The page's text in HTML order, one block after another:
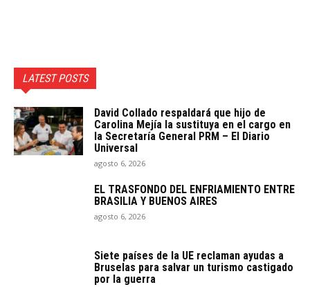
LATEST POSTS
David Collado respaldará que hijo de
Carolina Mejía la sustituya en el cargo en
la Secretaría General PRM – El Diario
Universal
agosto 6, 2026
EL TRASFONDO DEL ENFRIAMIENTO ENTRE
BRASILIA Y BUENOS AIRES
agosto 6, 2026
Siete países de la UE reclaman ayudas a
Bruselas para salvar un turismo castigado
por la guerra